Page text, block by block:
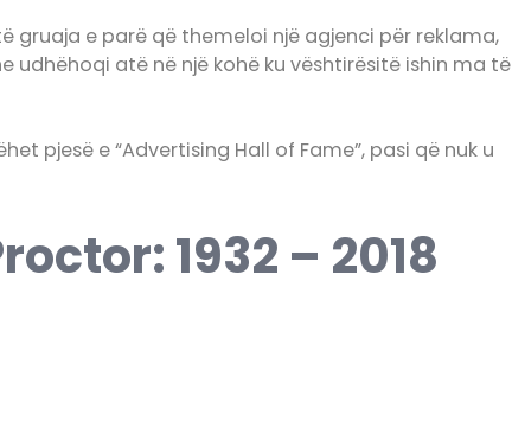
gruaja e parë që themeloi një agjenci për reklama,
udhëhoqi atë në një kohë ku vështirësitë ishin ma të
pjesë e “Advertising Hall of Fame”, pasi që nuk u
1932 – 2018